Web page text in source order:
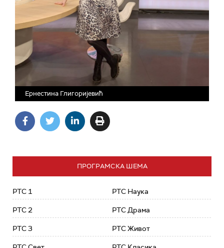
Ернестина Глигоријевић
ПРОГРАМСКА ШЕМА
РТС 1
РТС 2
РТС 3
РТС Наука
РТС Драма
РТС Живот